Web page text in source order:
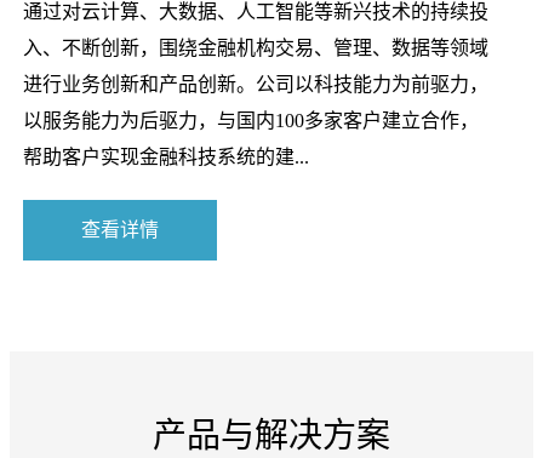
通过对云计算、大数据、人工智能等新兴技术的持续投
入、不断创新，围绕金融机构交易、管理、数据等领域
进行业务创新和产品创新。公司以科技能力为前驱力，
以服务能力为后驱力，与国内100多家客户建立合作，
帮助客户实现金融科技系统的建...
查看详情
产品与解决方案